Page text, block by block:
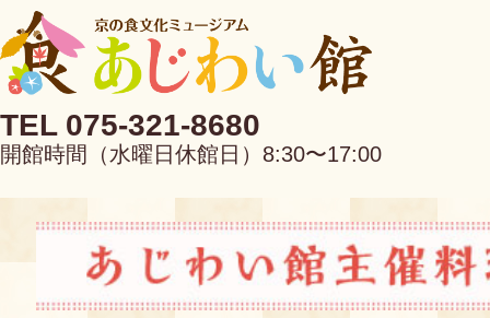
TEL 075-321-8680
開館時間（水曜日休館日）8:30〜17:00
EN 中文